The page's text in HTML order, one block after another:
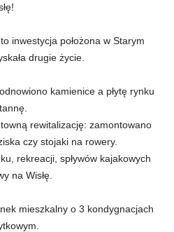
inwestycja położona w Starym
drugie życie.
kamienice a płytę rynku
rewitalizację: zamontowano
czy stojaki na rowery.
rekreacji, spływów kajakowych
na Wisłę.
mieszkalny o 3 kondygnacjach